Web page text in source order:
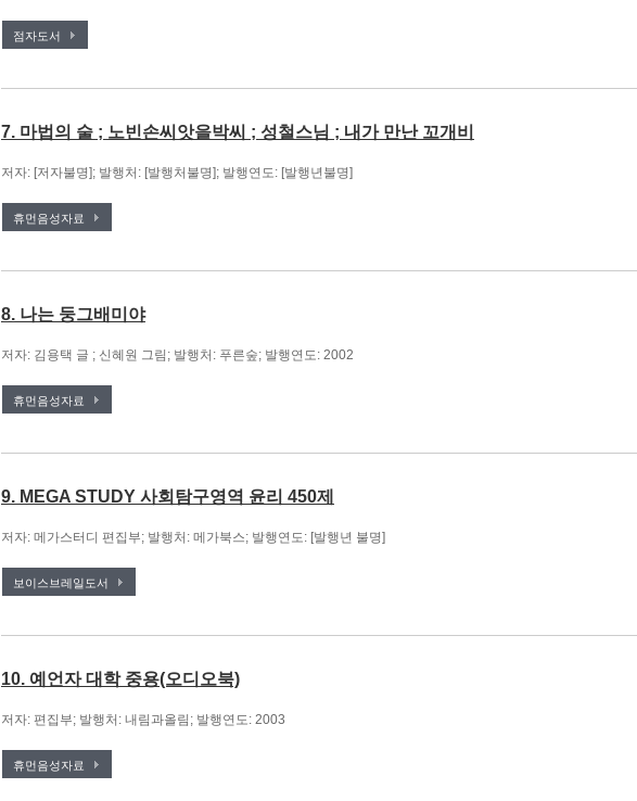
점자도서
7. 마법의 술 ; 노빈손씨앗을박씨 ; 성철스님 ; 내가 만난 꼬개비
저자: [저자불명]; 발행처: [발행처불명]; 발행연도: [발행년불명]
휴먼음성자료
8. 나는 둥그배미야
저자: 김용택 글 ; 신혜원 그림; 발행처: 푸른숲; 발행연도: 2002
휴먼음성자료
9. MEGA STUDY 사회탐구영역 윤리 450제
저자: 메가스터디 편집부; 발행처: 메가북스; 발행연도: [발행년 불명]
보이스브레일도서
10. 예언자 대학 중용(오디오북)
저자: 편집부; 발행처: 내림과올림; 발행연도: 2003
휴먼음성자료